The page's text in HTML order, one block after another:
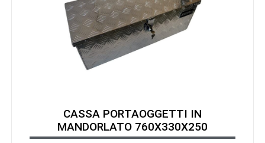
CASSA PORTAOGGETTI IN
MANDORLATO 760X330X250